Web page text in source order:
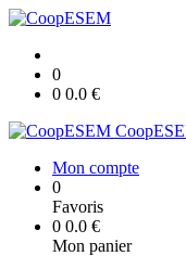
0
0 0.0 €
Mon compte
0
Favoris
0 0.0 €
Mon panier